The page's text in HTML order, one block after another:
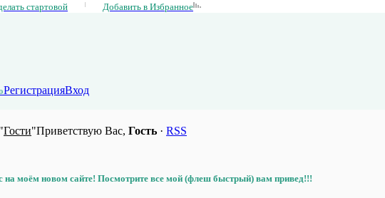
стартовой Добавить в Избранное
РегистрацияВход
Гости"Приветствую Вас, Гость · RSS
на моём новом сайте! Посмотрите все мой (флеш быстрый) вам привед!!!